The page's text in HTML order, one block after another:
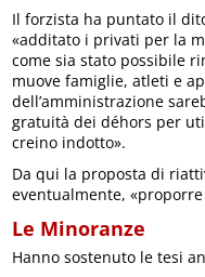
Il forzista ha puntato il
«additato i privati per la
come sia stato possibile
muove famiglie, atleti e
dell’amministrazione
gratuità dei déhors per
creino indotto».
Da qui la proposta di
eventualmente,
Le Minoranze
Hanno sostenuto le tesi